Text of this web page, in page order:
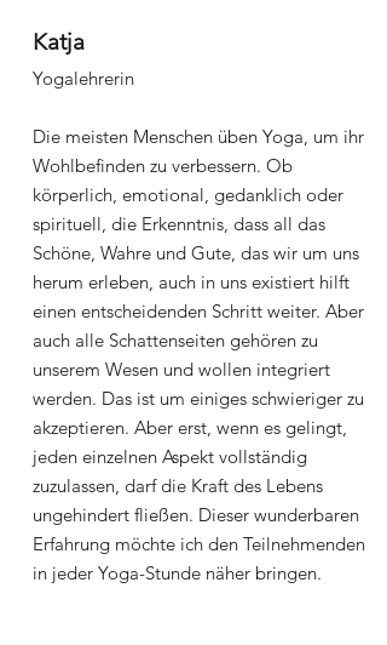
Katja
Yogalehrerin
Die meisten Menschen üben Yoga, um ihr
Wohlbefinden zu verbessern. Ob
körperlich, emotional, gedanklich oder
spirituell, die Erkenntnis, dass all das
Schöne, Wahre und Gute, das wir um uns
herum erleben, auch in uns existiert hilft
einen entscheidenden Schritt weiter. Aber
auch alle Schattenseiten gehören zu
unserem Wesen und wollen integriert
werden. Das ist um einiges schwieriger zu
akzeptieren. Aber erst, wenn es gelingt,
jeden einzelnen Aspekt vollständig
zuzulassen, darf die Kraft des Lebens
ungehindert fließen. Dieser wunderbaren
Erfahrung möchte ich den Teilnehmenden
in jeder Yoga-Stunde näher bringen.